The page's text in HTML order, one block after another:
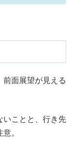
前面展望が見える
いことと、行き先
。